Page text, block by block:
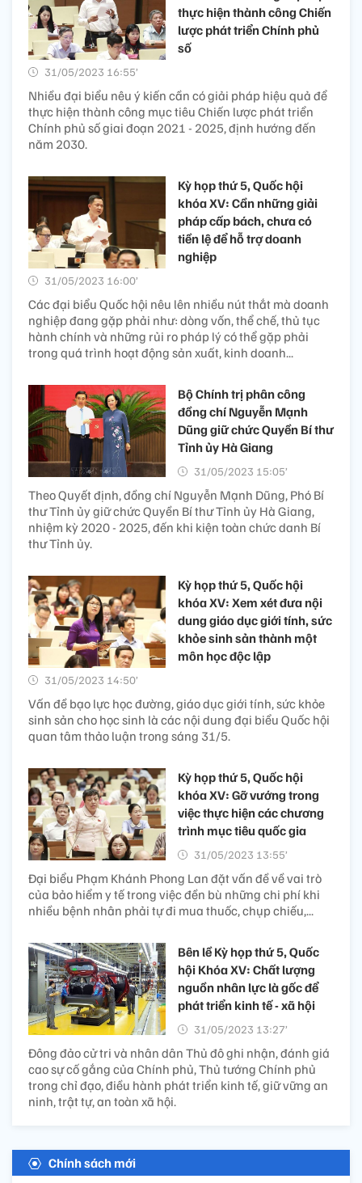
thực hiện thành công Chiến
lược phát triển Chính phủ
số
31/05/2023 16:55’
Nhiều đại biểu nêu ý kiến cần có giải pháp hiệu quả để
thực hiện thành công mục tiêu Chiến lược phát triển
Chính phủ số giai đoạn 2021 - 2025, định hướng đến
năm 2030.
Kỳ họp thứ 5, Quốc hội
khóa XV: Cần những giải
pháp cấp bách, chưa có
tiền lệ để hỗ trợ doanh
nghiệp
31/05/2023 16:00’
Các đại biểu Quốc hội nêu lên nhiều nút thắt mà doanh
nghiệp đang gặp phải như: dòng vốn, thể chế, thủ tục
hành chính và những rủi ro pháp lý có thể gặp phải
trong quá trình hoạt động sản xuất, kinh doanh...
Bộ Chính trị phân công
đồng chí Nguyễn Mạnh
Dũng giữ chức Quyền Bí thư
Tỉnh ủy Hà Giang
31/05/2023 15:05’
Theo Quyết định, đồng chí Nguyễn Mạnh Dũng, Phó Bí
thư Tỉnh ủy giữ chức Quyền Bí thư Tỉnh ủy Hà Giang,
nhiệm kỳ 2020 - 2025, đến khi kiện toàn chức danh Bí
thư Tỉnh ủy.
Kỳ họp thứ 5, Quốc hội
khóa XV: Xem xét đưa nội
dung giáo dục giới tính, sức
khỏe sinh sản thành một
môn học độc lập
31/05/2023 14:50’
Vấn đề bạo lực học đường, giáo dục giới tính, sức khỏe
sinh sản cho học sinh là các nội dung đại biểu Quốc hội
quan tâm thảo luận trong sáng 31/5.
Kỳ họp thứ 5, Quốc hội
khóa XV: Gỡ vướng trong
việc thực hiện các chương
trình mục tiêu quốc gia
31/05/2023 13:55’
Đại biểu Phạm Khánh Phong Lan đặt vấn đề về vai trò
của bảo hiểm y tế trong việc đền bù những chi phí khi
nhiều bệnh nhân phải tự đi mua thuốc, chụp chiếu,...
Bên lề Kỳ họp thứ 5, Quốc
hội Khóa XV: Chất lượng
nguồn nhân lực là gốc để
phát triển kinh tế - xã hội
31/05/2023 13:27’
Đông đảo cử tri và nhân dân Thủ đô ghi nhận, đánh giá
cao sự cố gắng của Chính phủ, Thủ tướng Chính phủ
trong chỉ đạo, điều hành phát triển kinh tế, giữ vững an
ninh, trật tự, an toàn xã hội.
Chính sách mới